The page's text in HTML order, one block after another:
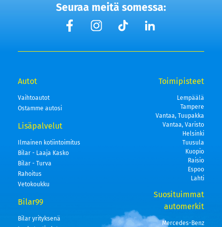
Seuraa meitä somessa:
Autot
Vaihtoautot
Ostamme autosi
Lisäpalvelut
Ilmainen kotiintoimitus
Bilar - Laaja Kasko
Bilar - Turva
Rahoitus
Vetokoukku
Bilar99
Bilar yrityksenä
Toimipisteet
Lempäälä
Tampere
Vantaa, Tuupakka
Vantaa, Varisto
Helsinki
Tuusula
Kuopio
Raisio
Espoo
Lahti
Suosituimmat
automerkit
Mercedes-Benz